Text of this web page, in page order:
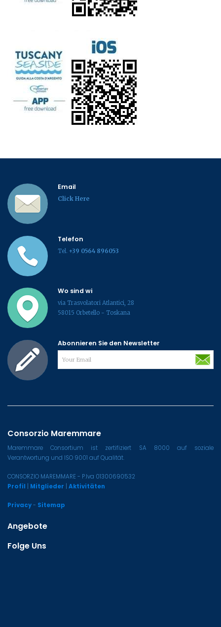
Email
Click Here
Telefon
Tel. +39 0564 896053
Wo sind wi
via Trasvolatori Atlantici, 28
58015 Orbetello - Toskana
Abonnieren Sie den Newsletter
Consorzio Maremmare
Maremmare Consortium ist zertifiziert SA 8000 auf soziale
Verantwortung und ISO 9001 auf Qualität.
CONSORZIO MAREMMARE - P.Iva 01300690532
Profil
Mitglieder Aktivitäten
Privacy- Sitemap
Angebote
Folge Uns